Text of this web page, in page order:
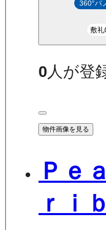
360°パ
敷礼
0 人が登
物件画像を見る
Ｐｅ
ｒｉ